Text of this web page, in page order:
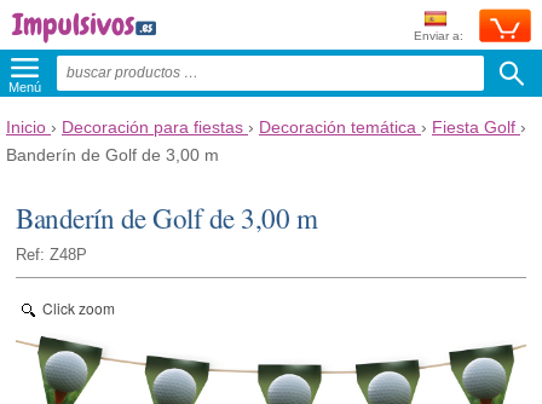
Enviar a:
Menú
Inicio › Decoración para fiestas › Decoración temática › Fiesta Golf ›
Banderín de Golf de 3,00 m
Banderín de Golf de 3,00 m
Ref: Z48P
Click zoom